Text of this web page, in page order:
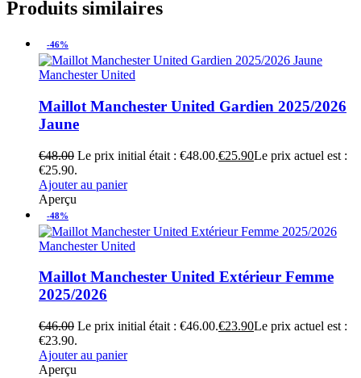
Produits similaires
-46%
Manchester United
Maillot Manchester United Gardien 2025/2026
Jaune
€48.00 Le prix initial était : €48.00.€25.90Le prix actuel est :
€25.90.
Ajouter au panier
Aperçu
-48%
Manchester United
Maillot Manchester United Extérieur Femme
2025/2026
€46.00 Le prix initial était : €46.00.€23.90Le prix actuel est :
€23.90.
Ajouter au panier
Aperçu